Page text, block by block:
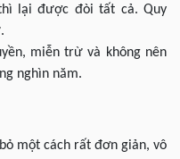
lại được đòi tất cả. Quy
miễn trừ và không nên
nghìn năm.
một cách rất đơn giản, vô